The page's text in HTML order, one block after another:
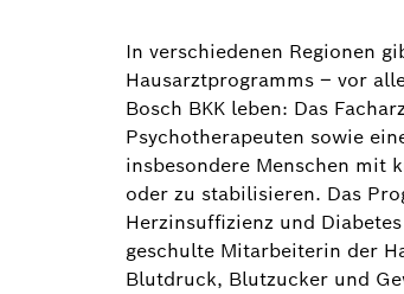
In verschiedenen Regionen
Hausarztprogramms – vor
Bosch BKK leben: Das
Psychotherapeuten sowie
insbesondere Menschen mit
oder zu stabilisieren. Das
Herzinsuffizienz und
geschulte Mitarbeiterin der
Blutdruck, Blutzucker und